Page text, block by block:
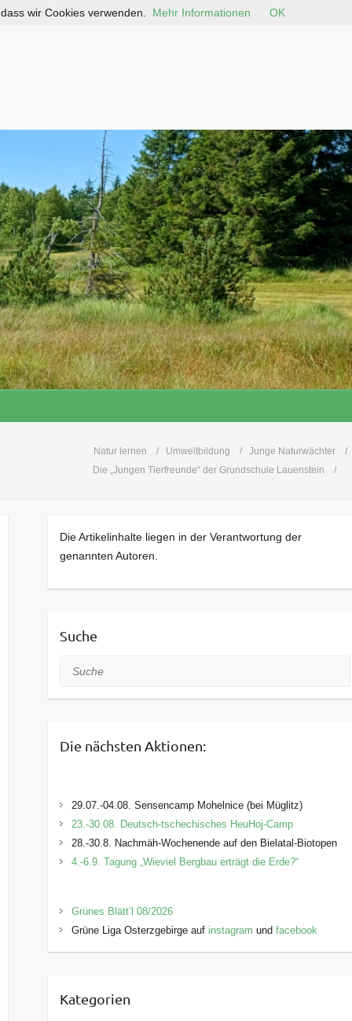
Natur lernen Umweltbildung
Junge Naturwächter
Die „Jungen Tierfreunde“ der Grundschule Lauenstein
Die Artikelinhalte liegen in der Verantwortung der
genannten Autoren.
Suche
Suche
Die nächsten Aktionen:
29.07.-04.08. Sensencamp Mohelnice (bei Müglitz)
23.-30.08. Deutsch-tschechisches HeuHoj-Camp
28.-30.8. Nachmäh-Wochenende auf den Bielatal-Biotopen
4.-6.9. Tagung „Wieviel Bergbau erträgt die Erde?“
Grünes Blätt’l 08/2026
Grüne Liga Osterzgebirge auf instagram und facebook
Kategorien
wir Cookies verwenden. Mehr Informationen OK